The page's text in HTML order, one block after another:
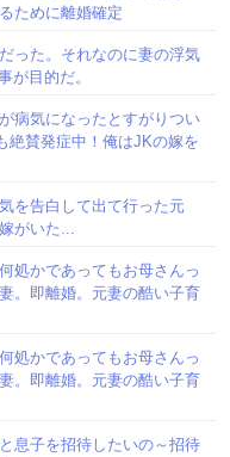
ために離婚確定
った。それなのに妻の浮気
が目的だ。
病気になったとすがりつい
絶賛発症中！俺はJKの嫁を
を告白して出て行った元
がいた...
処かであってもお母さんっ
。即離婚。元妻の酷い子育
処かであってもお母さんっ
。即離婚。元妻の酷い子育
息子を招待したいの～招待